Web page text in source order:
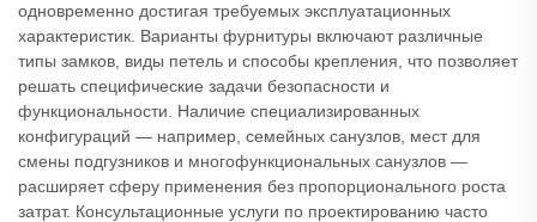
одновременно достигая требуемых эксплуатационных
характеристик. Варианты фурнитуры включают различные
типы замков, виды петель и способы крепления, что позволяет
решать специфические задачи безопасности и
функциональности. Наличие специализированных
конфигураций — например, семейных санузлов, мест для
смены подгузников и многофункциональных санузлов —
расширяет сферу применения без пропорционального роста
затрат. Консультационные услуги по проектированию часто